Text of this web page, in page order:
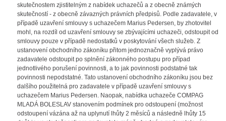
skutečnostem zjistitelným z nabídek uchazečů a z obecně známých
skutečností - z obecně závazných právních předpisů. Podle zadavatele, v
případě uzavření smlouvy s uchazečem Marius Pedersen, by zhotovitel
mohl, na rozdíl od uzavření smlouvy se zbývajícími uchazeči, odstoupit od
smlouvy pouze v případě nedostatků v poskytování všech služeb. Z
ustanovení obchodního zákoníku přitom jednoznačně vyplývá právo
zadavatele odstoupit po splnění zákonného postupu pro případ
jednotlivého porušení povinnosti, a to jak povinnosti podstatné tak
povinnosti nepodstatné. Tato ustanovení obchodního zákoníku jsou bez
dalšího použitelná pro zadavatele v případě uzavření smlouvy s
uchazečem Marius Pedersen. Naopak, nabídka uchazeče COMPAG
MLADÁ BOLESLAV stanovením podmínek pro odstoupení (možnost
odstoupení vázána až na uplynutí lhůty 2 měsíců a následně lhůty 15